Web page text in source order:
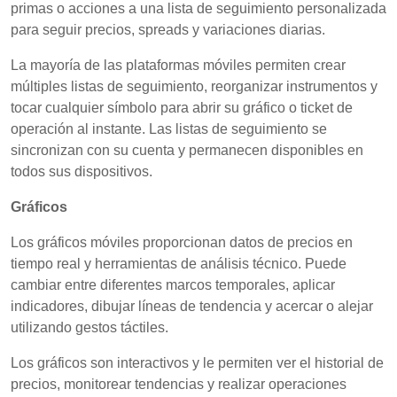
primas o acciones a una lista de seguimiento personalizada
para seguir precios, spreads y variaciones diarias.
La mayoría de las plataformas móviles permiten crear
múltiples listas de seguimiento, reorganizar instrumentos y
tocar cualquier símbolo para abrir su gráfico o ticket de
operación al instante. Las listas de seguimiento se
sincronizan con su cuenta y permanecen disponibles en
todos sus dispositivos.
Gráficos
Los gráficos móviles proporcionan datos de precios en
tiempo real y herramientas de análisis técnico. Puede
cambiar entre diferentes marcos temporales, aplicar
indicadores, dibujar líneas de tendencia y acercar o alejar
utilizando gestos táctiles.
Los gráficos son interactivos y le permiten ver el historial de
precios, monitorear tendencias y realizar operaciones